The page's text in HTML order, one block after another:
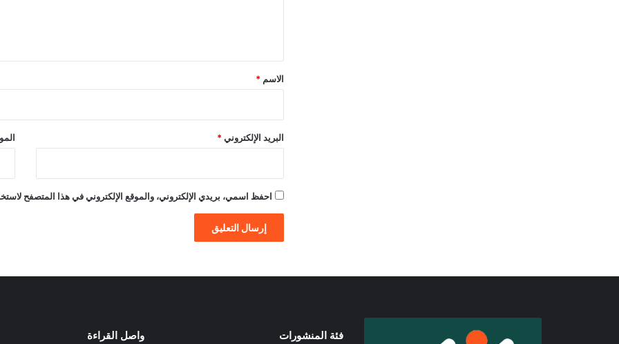
*
الاسم *
البريد الإلكتروني *
احفظ اسمي، بريدي الإلكتروني، والموقع الإلكتروني في هذا المتصفح
فئة المنشورات واصل القراءة